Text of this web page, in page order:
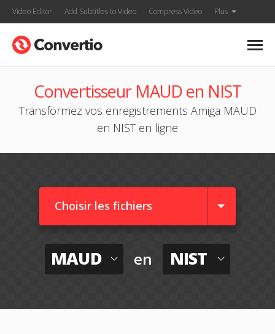
Video Editor Add Subtitles to Video Compress Video Plus
Convertisseur MAUD en NIST
Transformez vos enregistrements Amiga MAUD
en NIST en ligne
Choisir les fichiers
MAUD en NIST